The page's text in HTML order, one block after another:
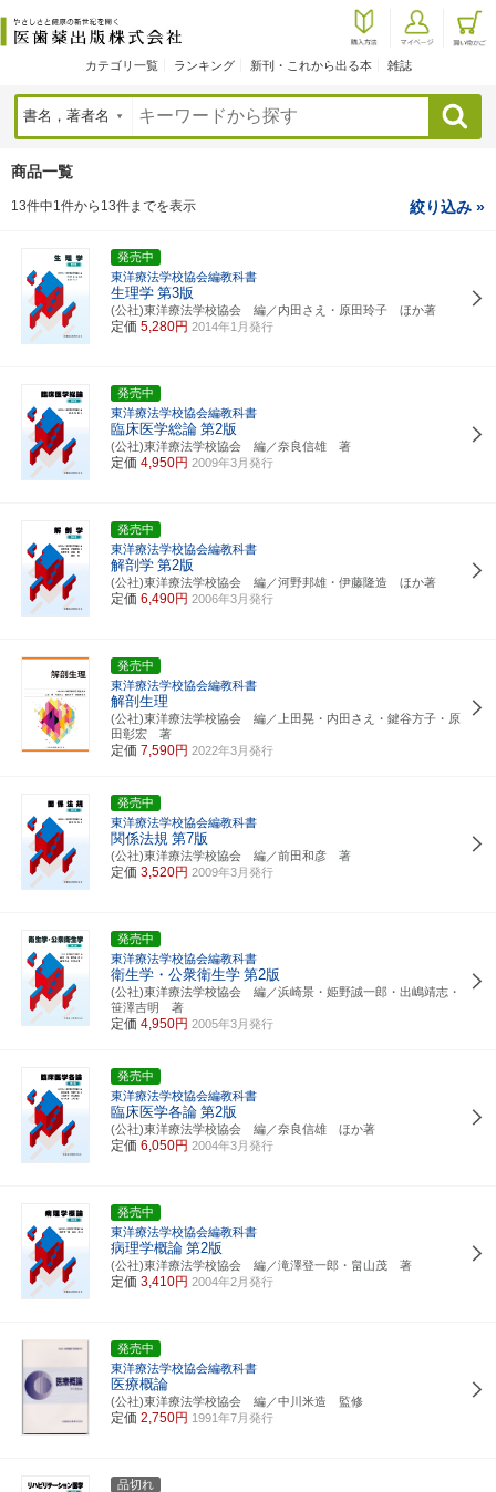
カテゴリ一覧 ランキング 新刊・これから出る本 雑誌
検索
商品一覧
13件中1件から13件までを表示 絞り込み »
発売中
東洋療法学校協会編教科書
生理学 第3版
(公社)東洋療法学校協会 編／内田さえ・原田玲子 ほか著
定価 5,280円 2014年1月発行
発売中
東洋療法学校協会編教科書
臨床医学総論 第2版
(公社)東洋療法学校協会 編／奈良信雄 著
定価 4,950円 2009年3月発行
発売中
東洋療法学校協会編教科書
解剖学 第2版
(公社)東洋療法学校協会 編／河野邦雄・伊藤隆造 ほか著
定価 6,490円 2006年3月発行
発売中
東洋療法学校協会編教科書
解剖生理
(公社)東洋療法学校協会 編／上田晃・内田さえ・鍵谷方子・原
田彰宏 著
定価 7,590円 2022年3月発行
発売中
東洋療法学校協会編教科書
関係法規 第7版
(公社)東洋療法学校協会 編／前田和彦 著
定価 3,520円 2009年3月発行
発売中
東洋療法学校協会編教科書
衛生学・公衆衛生学 第2版
(公社)東洋療法学校協会 編／浜崎景・姫野誠一郎・出嶋靖志・
笹澤吉明 著
定価 4,950円 2005年3月発行
発売中
東洋療法学校協会編教科書
臨床医学各論 第2版
(公社)東洋療法学校協会 編／奈良信雄 ほか著
定価 6,050円 2004年3月発行
発売中
東洋療法学校協会編教科書
病理学概論 第2版
(公社)東洋療法学校協会 編／滝澤登一郎・畠山茂 著
定価 3,410円 2004年2月発行
発売中
東洋療法学校協会編教科書
医療概論
(公社)東洋療法学校協会 編／中川米造 監修
定価 2,750円 1991年7月発行
品切れ